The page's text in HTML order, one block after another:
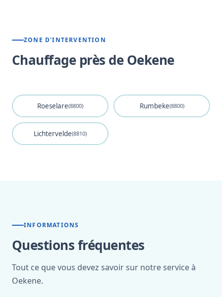
ZONE D'INTERVENTION
Chauffage près de Oekene
Roeselare(8800) Rumbeke(8800)
Lichtervelde(8810)
INFORMATIONS
Questions fréquentes
Tout ce que vous devez savoir sur notre service à
Oekene.